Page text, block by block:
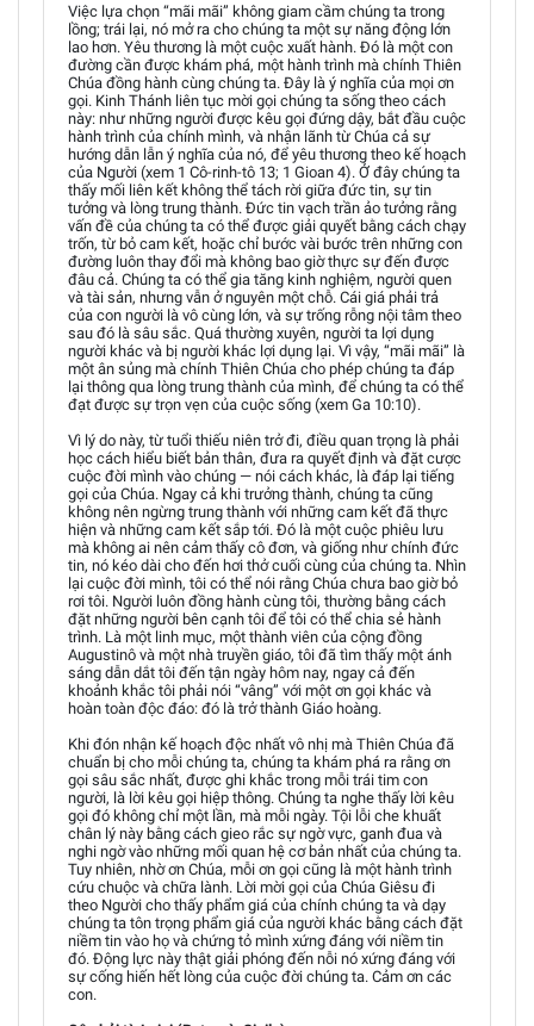
Việc lựa chọn “mãi mãi” không giam cầm chúng ta trong
lồng; trái lại, nó mở ra cho chúng ta một sự năng động lớn
lao hơn. Yêu thương là một cuộc xuất hành. Đó là một con
đường cần được khám phá, một hành trình mà chính Thiên
Chúa đồng hành cùng chúng ta. Đây là ý nghĩa của mọi ơn
gọi. Kinh Thánh liên tục mời gọi chúng ta sống theo cách
này: như những người được kêu gọi đứng dậy, bắt đầu cuộc
hành trình của chính mình, và nhận lãnh từ Chúa cả sự
hướng dẫn lẫn ý nghĩa của nó, để yêu thương theo kế hoạch
của Người (xem 1 Cô-rinh-tô 13; 1 Gioan 4). Ở đây chúng ta
thấy mối liên kết không thể tách rời giữa đức tin, sự tin
tưởng và lòng trung thành. Đức tin vạch trần ảo tưởng rằng
vấn đề của chúng ta có thể được giải quyết bằng cách chạy
trốn, từ bỏ cam kết, hoặc chỉ bước vài bước trên những con
đường luôn thay đổi mà không bao giờ thực sự đến được
đâu cả. Chúng ta có thể gia tăng kinh nghiệm, người quen
và tài sản, nhưng vẫn ở nguyên một chỗ. Cái giá phải trả
của con người là vô cùng lớn, và sự trống rỗng nội tâm theo
sau đó là sâu sắc. Quá thường xuyên, người ta lợi dụng
người khác và bị người khác lợi dụng lại. Vì vậy, “mãi mãi” là
một ân sủng mà chính Thiên Chúa cho phép chúng ta đáp
lại thông qua lòng trung thành của mình, để chúng ta có thể
đạt được sự trọn vẹn của cuộc sống (xem Ga 10:10).
Vì lý do này, từ tuổi thiếu niên trở đi, điều quan trọng là phải
học cách hiểu biết bản thân, đưa ra quyết định và đặt cược
cuộc đời mình vào chúng — nói cách khác, là đáp lại tiếng
gọi của Chúa. Ngay cả khi trưởng thành, chúng ta cũng
không nên ngừng trung thành với những cam kết đã thực
hiện và những cam kết sắp tới. Đó là một cuộc phiêu lưu
mà không ai nên cảm thấy cô đơn, và giống như chính đức
tin, nó kéo dài cho đến hơi thở cuối cùng của chúng ta. Nhìn
lại cuộc đời mình, tôi có thể nói rằng Chúa chưa bao giờ bỏ
rơi tôi. Người luôn đồng hành cùng tôi, thường bằng cách
đặt những người bên cạnh tôi để tôi có thể chia sẻ hành
trình. Là một linh mục, một thành viên của cộng đồng
Augustinô và một nhà truyền giáo, tôi đã tìm thấy một ánh
sáng dẫn dắt tôi đến tận ngày hôm nay, ngay cả đến
khoảnh khắc tôi phải nói “vâng” với một ơn gọi khác và
hoàn toàn độc đáo: đó là trở thành Giáo hoàng.
Khi đón nhận kế hoạch độc nhất vô nhị mà Thiên Chúa đã
chuẩn bị cho mỗi chúng ta, chúng ta khám phá ra rằng ơn
gọi sâu sắc nhất, được ghi khắc trong mỗi trái tim con
người, là lời kêu gọi hiệp thông. Chúng ta nghe thấy lời kêu
gọi đó không chỉ một lần, mà mỗi ngày. Tội lỗi che khuất
chân lý này bằng cách gieo rắc sự ngờ vực, ganh đua và
nghi ngờ vào những mối quan hệ cơ bản nhất của chúng ta.
Tuy nhiên, nhờ ơn Chúa, mỗi ơn gọi cũng là một hành trình
cứu chuộc và chữa lành. Lời mời gọi của Chúa Giêsu đi
theo Người cho thấy phẩm giá của chính chúng ta và dạy
chúng ta tôn trọng phẩm giá của người khác bằng cách đặt
niềm tin vào họ và chứng tỏ mình xứng đáng với niềm tin
đó. Động lực này thật giải phóng đến nỗi nó xứng đáng với
sự cống hiến hết lòng của cuộc đời chúng ta. Cảm ơn các
con.